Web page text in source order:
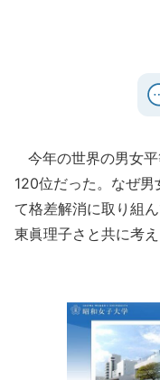
今年の世界の男女
120位だった。なぜ
て格差解消に取り組
東眞理子さと共に考え